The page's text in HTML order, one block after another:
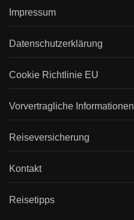
Impressum
Datenschutzerklärung
Cookie Richtlinie EU
Vorvertragliche Informationen
Reiseversicherung
Kontakt
Reisetipps